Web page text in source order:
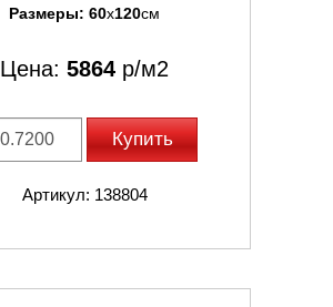
Размеры: 60x120см
Цена: 5864 р/м2
Купить
Артикул: 138804